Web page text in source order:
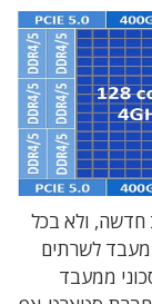
חדשה, ולא בכל
לשרתים
ממעבד